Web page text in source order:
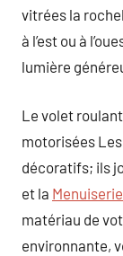
vitrées la
à l’est ou à
lumière
Le volet
motorisées
décoratifs; ils
et la
matériau de
environnante,